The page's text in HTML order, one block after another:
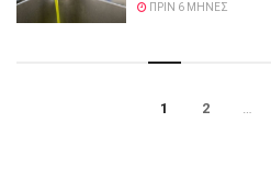
ΠΡΙΝ 6 ΜΉΝΕΣ
1 2